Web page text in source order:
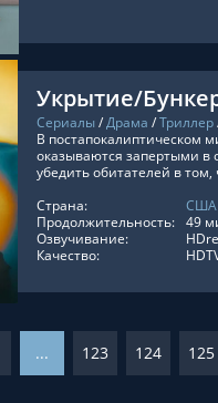
Укрытие/
Сериалы/Драма /Триллер
В постапокалиптическом
оказываются запертыми в
убедить обитателей в том,
Страна:
США
Продолжительность: 49
Озвучивание:
Качество:
... 123 124 125